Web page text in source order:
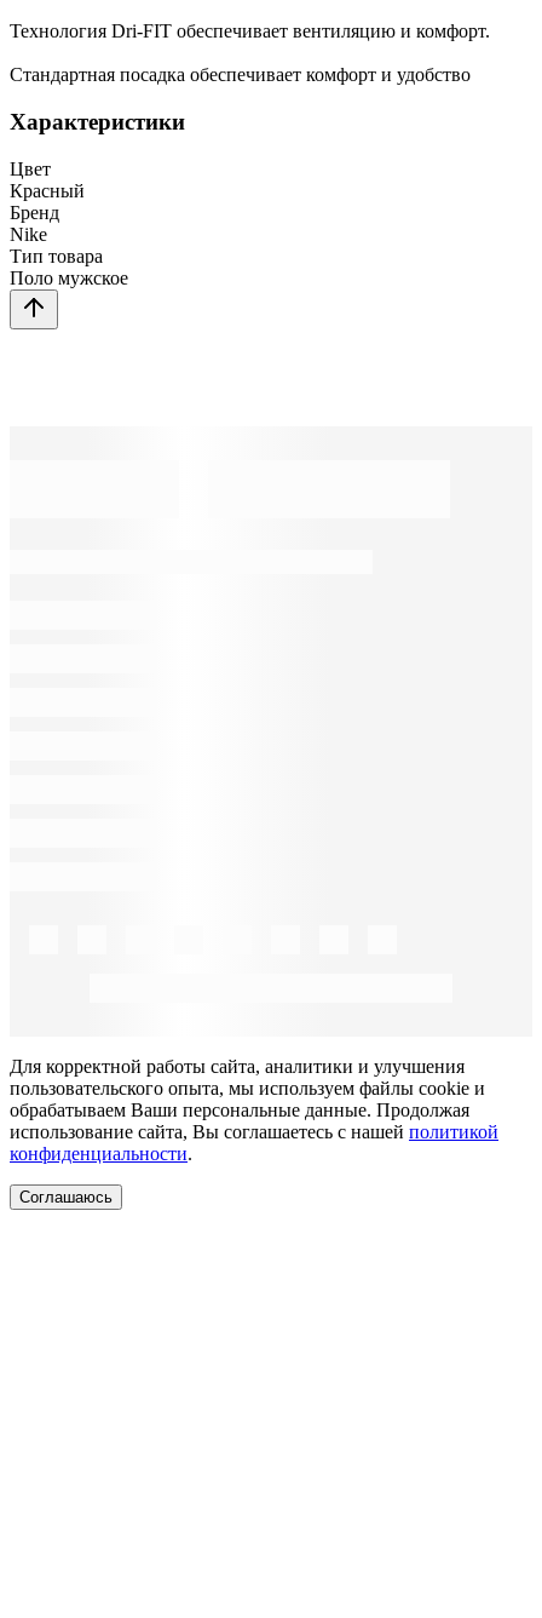
Технология Dri-FIT обеспечивает вентиляцию и комфорт.
Стандартная посадка обеспечивает комфорт и удобство
Характеристики
Цвет
Красный
Бренд
Nike
Тип товара
Поло мужское
Для корректной работы сайта, аналитики и улучшения
пользовательского опыта, мы используем файлы cookie и
обрабатываем Ваши персональные данные. Продолжая
использование сайта, Вы соглашаетесь с нашей политикой
конфиденциальности.
Соглашаюсь